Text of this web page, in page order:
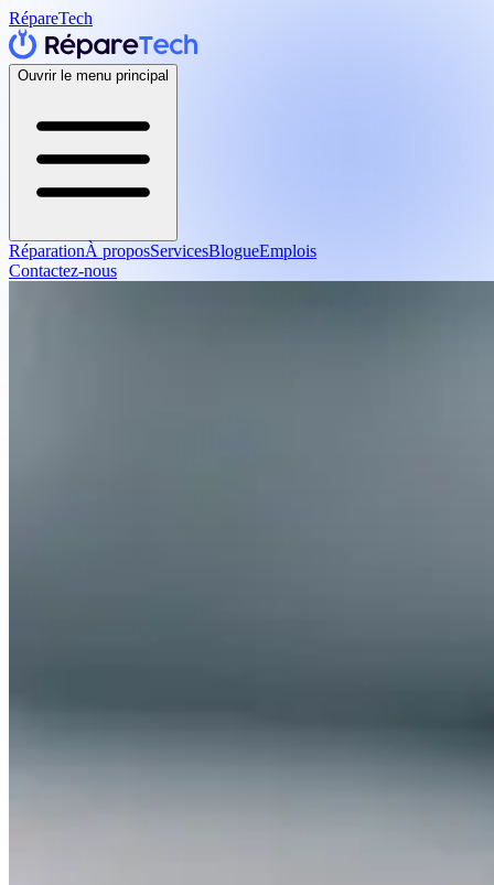
RépareTech
Ouvrir le menu principal
RéparationÀ proposServicesBlogueEmplois
Contactez-nous